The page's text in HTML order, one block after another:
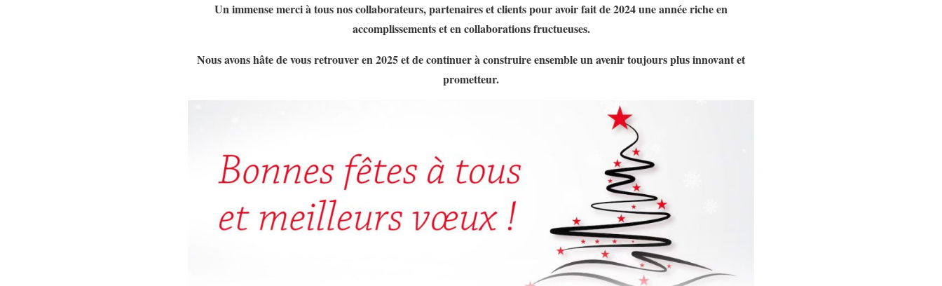
Un immense merci à tous nos collaborateurs, partenaires et clients pour avoir fait de 2024 une année riche en
accomplissements et en collaborations fructueuses.
Nous avons hâte de vous retrouver en 2025 et de continuer à construire ensemble un avenir toujours plus innovant et
prometteur.